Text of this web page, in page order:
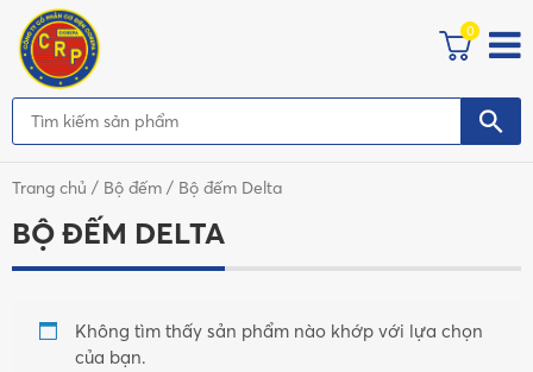
0
Trang chủ / Bộ đếm / Bộ đếm Delta
BỘ ĐẾM DELTA
Không tìm thấy sản phẩm nào khớp với lựa chọn
của bạn.